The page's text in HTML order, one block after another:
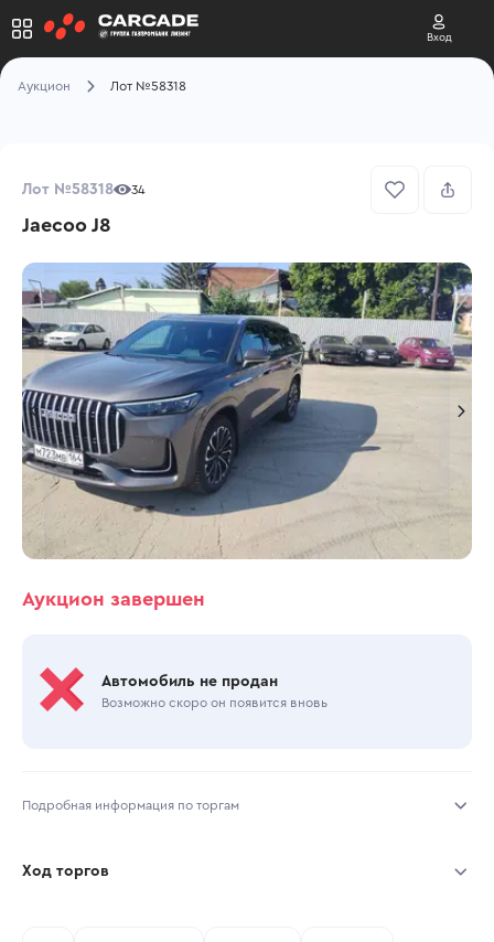
Вход
Аукцион Лот №58318
Лот №58318 34
Jaecoo J8
Аукцион завершен
Автомобиль не продан
Возможно скоро он появится вновь
Подробная информация по торгам
Ход торгов